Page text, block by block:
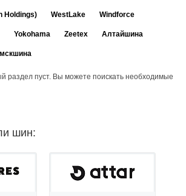
Holdings) WestLake Windforce
Yokohama Zeetex Алтайшина
раздел пуст. Вы можете поискать необходимые
шин: